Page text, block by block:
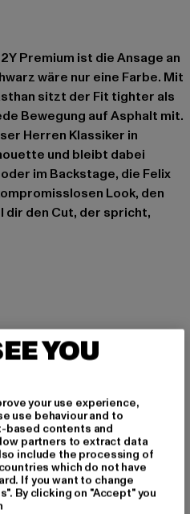
Premium ist die Ansage an
wäre nur eine Farbe. Mit
sitzt der Fit tighter als
Bewegung auf Asphalt mit.
Herren Klassiker in
und bleibt dabei
im Backstage, die Felix
Look, den
dir den Cut, der spricht,
97% Baumwolle, 3%
|info@2y-studios.com
| DE
YOU
your use experience,
use behaviour and to
based contents and
partners to extract data
include the processing of
which do not have
If you want to change
By clicking on "Accept" you